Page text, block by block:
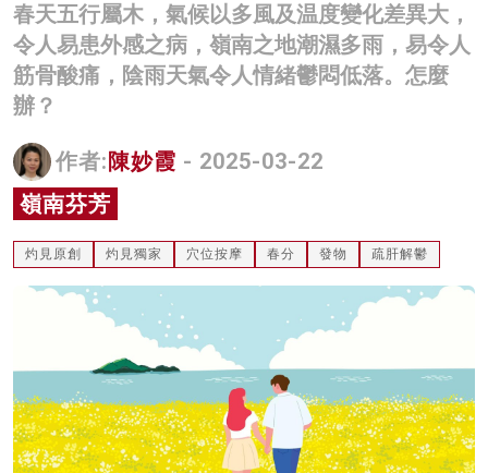
商業
科技
名家榜
灼見活動
關於我們
春天五行屬木，氣候以多風及温度變化差異大，
令人易患外感之病，嶺南之地潮濕多雨，易令人
筋骨酸痛，陰雨天氣令人情緒鬱悶低落。怎麼
辦？
作者: 陳妙霞 - 2025-03-22
嶺南芬芳
灼見原創 灼見獨家 穴位按摩 春分 發物 疏肝解鬱